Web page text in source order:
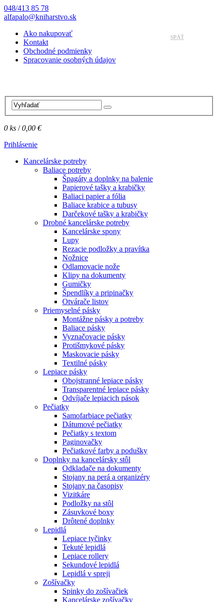
048/413 85 78
alfapalo@kniharstvo.sk
Ako nakupovať
Kontakt
Obchodné podmienky
Spracovanie osobných údajov
0 ks /0,00 €
Prihlásenie
Kancelárske potreby
Baliace potreby
Špagáty a doplnky na balenie
Papierové tašky a krabičky
Baliaci papier a fólia
Baliace krabice a tubusy
Darčekové tašky a krabičky
Drobné kancelárske potreby
Kancelárske spony
Lupy
Rezacie podložky a pravítka
Nožnice
Odlamovacie nože
Klipy na dokumenty
Gumičky
Špendlíky a pripinačky
Otvárače listov
Priemyselné pásky
Montážne pásky a potreby
Baliace pásky
Vyznačovacie pásky
Protišmykové pásky
Maskovacie pásky
Textilné pásky
Lepiace pásky
Obojstranné lepiace pásky
Transparentné lepiace pásky
Odvíjače lepiacich pások
Pečiatky
Samofarbiace pečiatky
Dátumové pečiatky
Pečiatky s textom
Paginovačky
Pečiatkové farby a podušky
Doplnky na kancelársky stôl
Odkladače na dokumenty
Stojany na perá a organizéry
Stojany na časopisy
Vizitkáre
Podložky na stôl
Zásuvkové boxy
Drôtené doplnky
Lepidlá
Lepiace tyčinky
Tekuté lepidlá
Lepiace rollery
Sekundové lepidlá
Lepidlá v spreji
Zošívačky
Spinky do zošívačiek
Kancelárske zošívačky
SPÄŤ